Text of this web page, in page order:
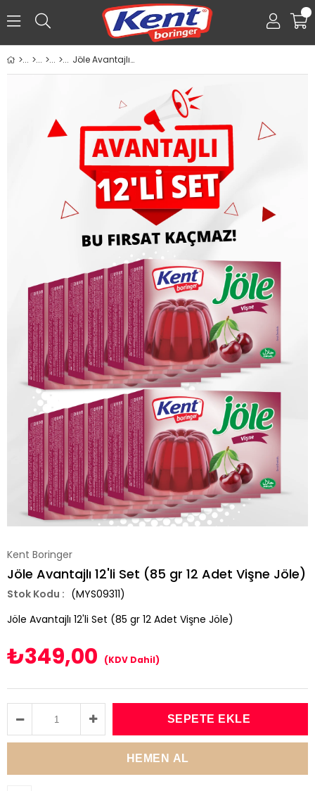
Üye Girişi Üye Ol
0
Jöle Avantajlı 12'li Set (85 gr 12 Adet Vişne Jöle)
Kent Boringer
Jöle Avantajlı 12'li Set (85 gr 12 Adet Vişne Jöle)
(MYS09311)
Jöle Avantajlı 12'li Set (85 gr 12 Adet Vişne Jöle)
₺349,00 (KDV Dahil)